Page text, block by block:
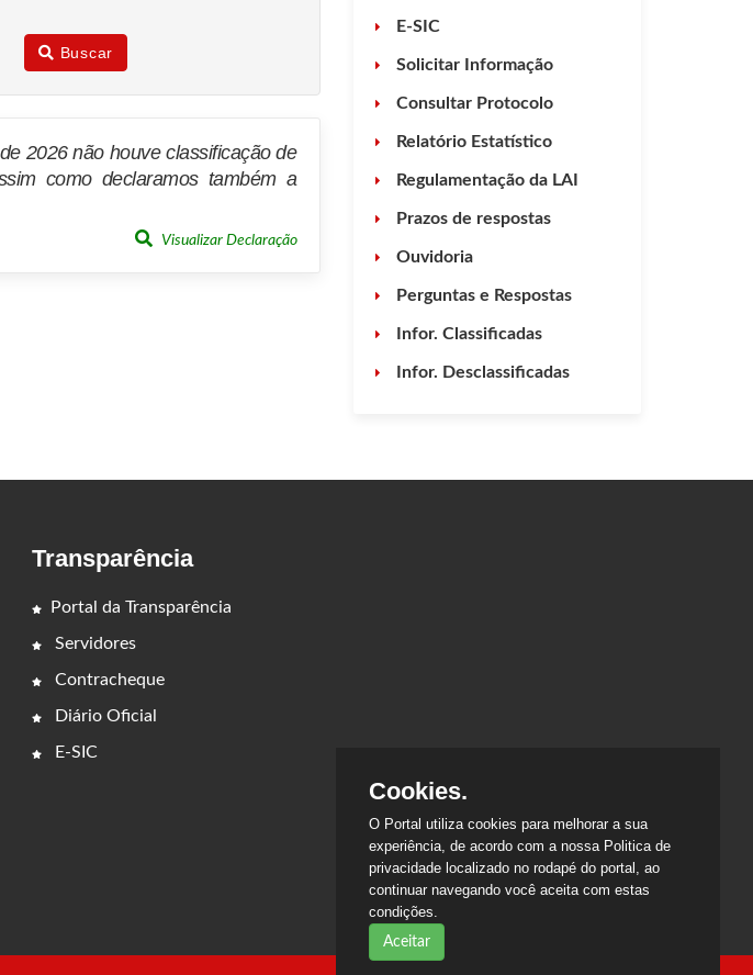
Buscar
2026 não houve classificação de
como declaramos também a
Visualizar Declaração
E-SIC
Solicitar Informação
Consultar Protocolo
Relatório Estatístico
Regulamentação da LAI
Prazos de respostas
Ouvidoria
Perguntas e Respostas
Infor. Classificadas
Infor. Desclassificadas
Transparência
Portal da Transparência
Servidores
Contracheque
Diário Oficial
E-SIC
Cookies.
O Portal utiliza cookies para melhorar a sua
experiência, de acordo com a nossa Politica de
privacidade localizado no rodapé do portal, ao
continuar navegando você aceita com estas
condições.
Aceitar